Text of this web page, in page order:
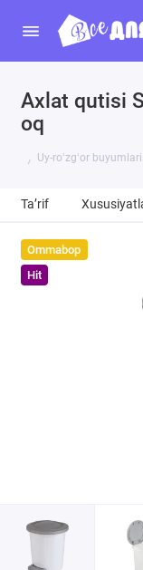
Axlat qutisi
oq
Uy-roʻzgʻor buyumlari
Ta’rif
Ommabop
Hit